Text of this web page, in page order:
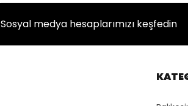
Sosyal medya hesaplarımızı keşfedin